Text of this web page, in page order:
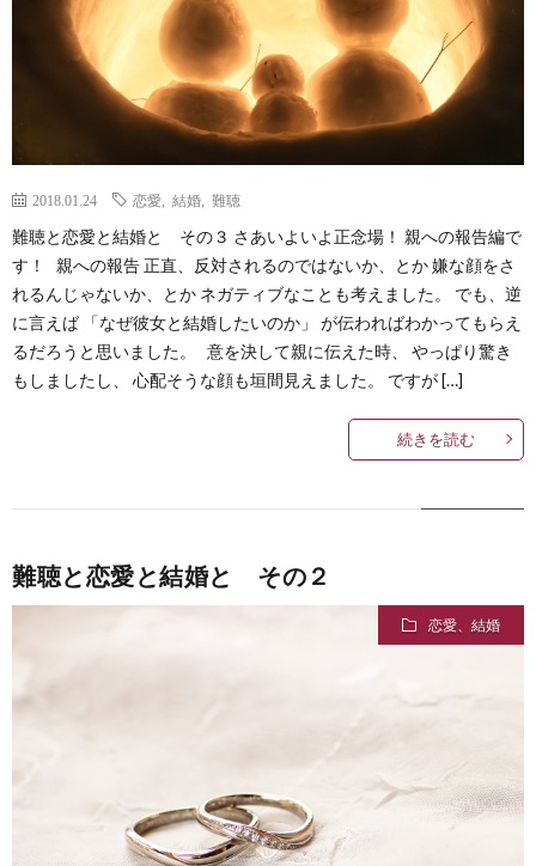
2018.01.24 恋愛 結婚 難聴
難聴と恋愛と結婚と その３ さあいよいよ正念場！ 親への報告編で
す！ 親への報告 正直、反対されるのではないか、とか 嫌な顔をさ
れるんじゃないか、とか ネガティブなことも考えました。 でも、逆
に言えば 「なぜ彼女と結婚したいのか」 が伝わればわかってもらえ
るだろうと思いました。 意を決して親に伝えた時、 やっぱり驚き
もしましたし、 心配そうな顔も垣間見えました。 ですが […]
続きを読む
難聴と恋愛と結婚と その２
恋愛、結婚